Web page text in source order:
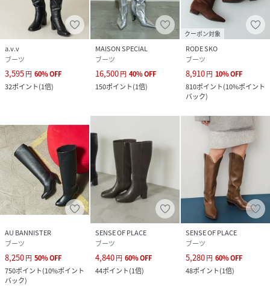
a.v.v
ブーツ
3,595円 60%OFF
32ポイント(1倍)
MAISON SPECIAL
ブーツ
16,500円 40%OFF
150ポイント(1倍)
クーポン対象
RODE SKO
ブーツ
8,910円 10%OFF
810ポイント(10%ポイント
バック)
AU BANNISTER
ブーツ
8,250円 50%OFF
750ポイント(10%ポイント
バック)
SENSE OF PLACE
ブーツ
4,840円 60%OFF
44ポイント(1倍)
SENSE OF PLACE
ブーツ
5,280円 60%OFF
48ポイント(1倍)